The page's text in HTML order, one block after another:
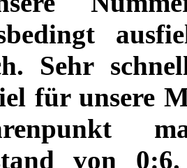
Sehr
für unsere
von